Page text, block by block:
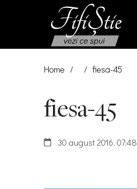
Home / / fiesa-45
fiesa-45
30 august 2016, 07:48